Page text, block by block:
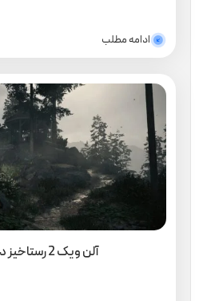
ادامه مطلب
آلن ویک 2 رستاخیز در ژانر وحشت